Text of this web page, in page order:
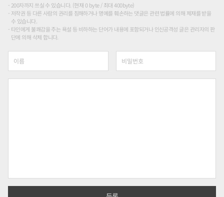
200자까지 쓰실 수 있습니다. (현재 0 byte / 최대 400byte)
저작권 등 다른 사람의 권리를 침해하거나 명예를 훼손하는 댓글은 관련 법률에 의해 제재를 받을
수 있습니다.
타인에게 불쾌감을 주는 욕설 등 비하하는 단어가 내용에 포함되거나 인신공격성 글은 관리자의 판
단에 의해 삭제 합니다.